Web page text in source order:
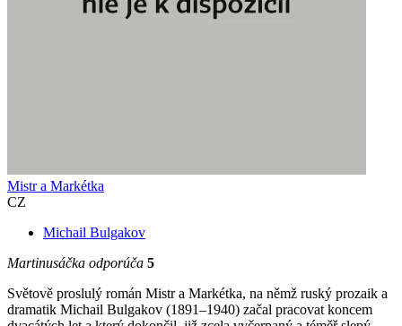
Mistr a Markétka
CZ
Michail Bulgakov
Martinusáčka odporúča 5
Světově proslulý román Mistr a Markétka, na němž ruský prozaik a
dramatik Michail Bulgakov (1891–1940) začal pracovat koncem